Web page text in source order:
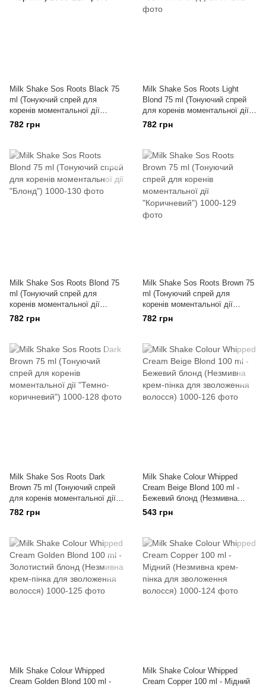
Milk Shake Sos Roots Black 75
ml (Тонуючий спрей для
коренів моментальної дії
"Чорний")
782 грн
Milk Shake Sos Roots Light
Blond 75 ml (Тонуючий спрей
для коренів моментальної дії
"Світлий блонд")
782 грн
Milk Shake Sos Roots Blond 75
ml (Тонуючий спрей для
коренів моментальної дії
"Блонд")
782 грн
Milk Shake Sos Roots Brown 75
ml (Тонуючий спрей для
коренів моментальної дії
"Коричневий")
782 грн
Milk Shake Sos Roots Dark
Brown 75 ml (Тонуючий спрей
для коренів моментальної дії
"Темно-коричневий")
782 грн
Milk Shake Colour Whipped
Cream Beige Blond 100 ml -
Бежевий блонд (Незмивна
крем-пінка для зволоження
волосся)
543 грн
Milk Shake Colour Whipped
Cream Golden Blond 100 ml -
Milk Shake Colour Whipped
Cream Copper 100 ml - Мідний